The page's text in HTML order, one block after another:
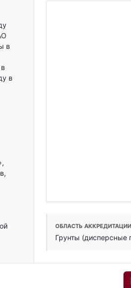
в
в
ОБЛАСТЬ АККРЕДИТАЦИИ
Грунты (дисперсные